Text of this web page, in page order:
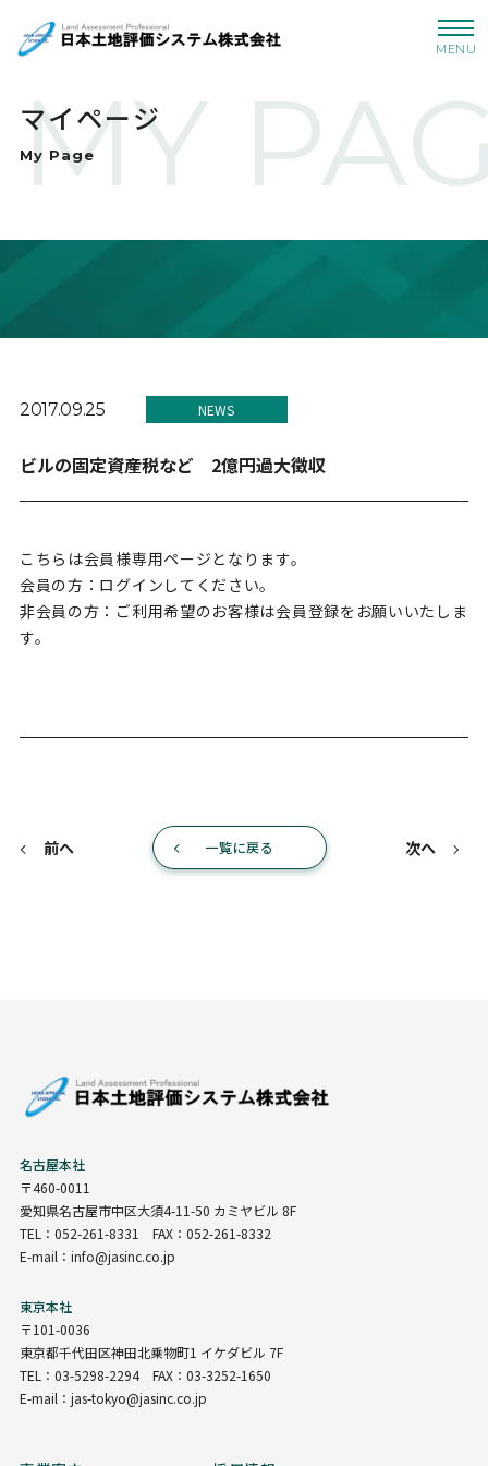
MENU
MY
マイページ
My Page
2017.09.25 NEWS
ビルの固定資産税など 2億円過大徴収
こちらは会員様専用ページとなります。
会員の方：ログインしてください。
非会員の方：ご利用希望のお客様は会員登録をお願いいたしま
す。
前へ 一覧に戻る 次へ
名古屋本社
〒460-0011
愛知県名古屋市中区大須4-11-50 カミヤビル 8F
TEL：052-261-8331 FAX：052-261-8332
E-mail：info@jasinc.co.jp
東京本社
〒101-0036
東京都千代田区神田北乗物町1 イケダビル 7F
TEL：03-5298-2294 FAX：03-3252-1650
E-mail：jas-tokyo@jasinc.co.jp